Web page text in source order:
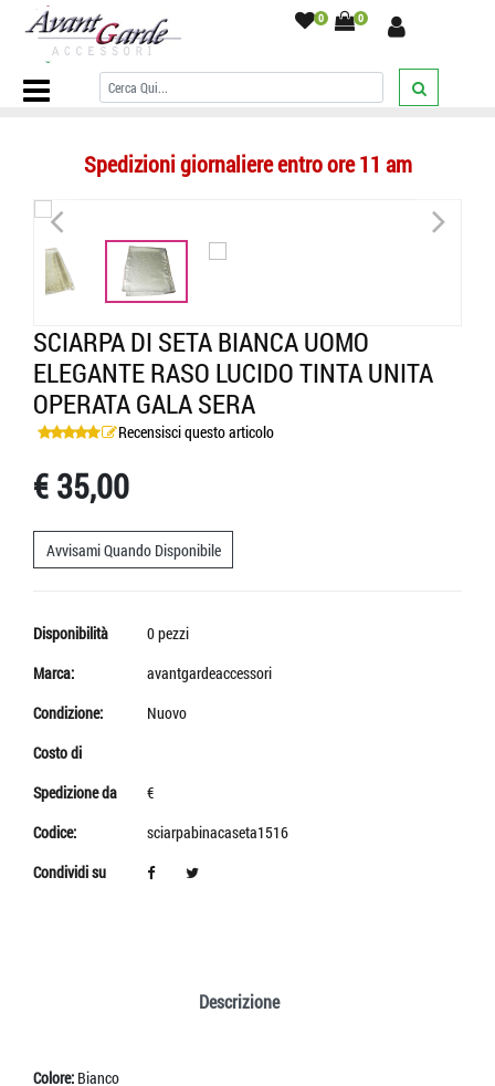
0 0
Home Page/SCIARPE/Sciarpe Seta Uomo/singole/Sciarpa di seta
bianca uomo elegante raso lucido tinta unita operata gala sera/
Spedizioni giornaliere entro ore 11 am
< >
SCIARPA DI SETA BIANCA UOMO
ELEGANTE RASO LUCIDO TINTA UNITA
OPERATA GALA SERA
Recensisci questo articolo
€ 35,00
Avvisami Quando Disponibile
Disponibilità
0 pezzi
Marca:
avantgardeaccessori
Condizione:
Nuovo
Costo di
Spedizione da
€
Codice:
sciarpabinacaseta1516
Condividi su
Descrizione
Colore: Bianco